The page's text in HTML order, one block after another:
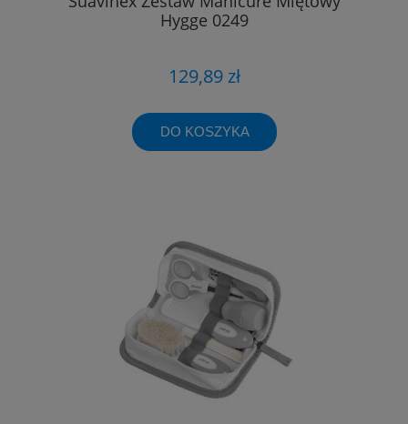
Hygge 0249
129,89 zł
DO KOSZYKA